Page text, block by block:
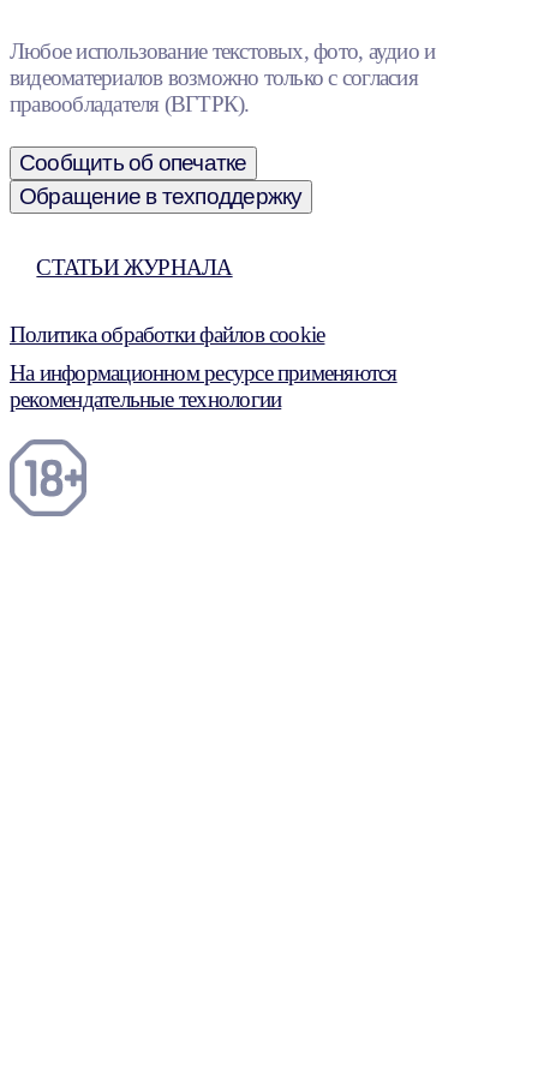
Любое использование текстовых, фото, аудио и
видеоматериалов возможно только с согласия
правообладателя (ВГТРК).
Сообщить об опечатке
Обращение в техподдержку
СТАТЬИ ЖУРНАЛА
Политика обработки файлов cookie
На информационном ресурсе применяются
рекомендательные технологии